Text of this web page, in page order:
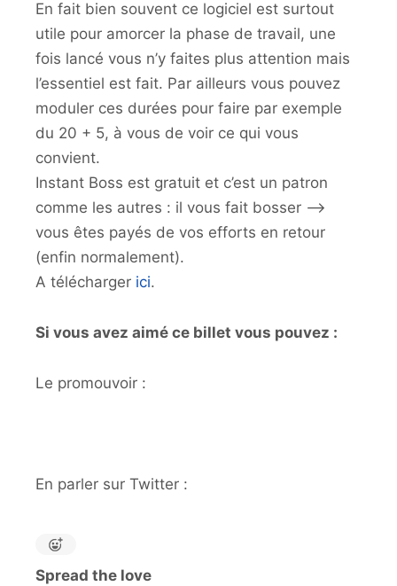
En fait bien souvent ce logiciel est surtout
utile pour amorcer la phase de travail, une
fois lancé vous n’y faites plus attention mais
l’essentiel est fait. Par ailleurs vous pouvez
moduler ces durées pour faire par exemple
du 20 + 5, à vous de voir ce qui vous
convient.
Instant Boss est gratuit et c’est un patron
comme les autres : il vous fait bosser –>
vous êtes payés de vos efforts en retour
(enfin normalement).
A télécharger ici.
Si vous avez aimé ce billet vous pouvez :
Le promouvoir :
En parler sur Twitter :
Spread the love